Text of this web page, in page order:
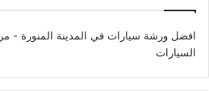
افضل ورشة سيارات في المدينة المنورة -
السيارات